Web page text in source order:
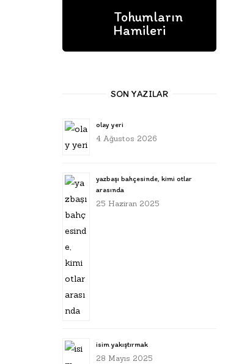
Tohumların
Hamileri
SON YAZILAR
olay yeri
4 Ağustos 2026
yazbaşı bahçesinde, kimi otlar
arasında
25 Haziran 2025
isim yakıştırmak
28 Mayıs 2025